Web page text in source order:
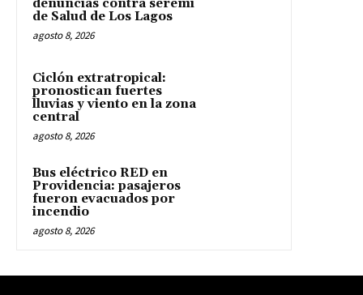
denuncias contra seremi
de Salud de Los Lagos
agosto 8, 2026
Ciclón extratropical:
pronostican fuertes
lluvias y viento en la zona
central
agosto 8, 2026
Bus eléctrico RED en
Providencia: pasajeros
fueron evacuados por
incendio
agosto 8, 2026